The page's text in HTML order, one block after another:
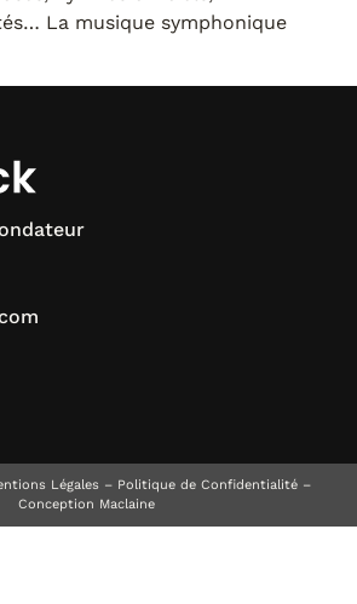
La musique symphonique
Légales – Politique de Confidentialité –
Conception Maclaine